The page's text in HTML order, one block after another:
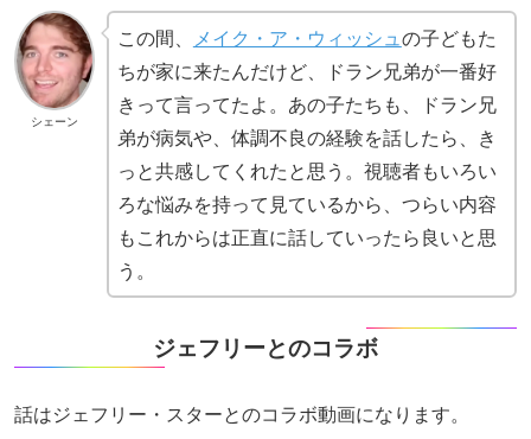
シェーン
この間、 メイク・ア・ウィッシュ の子どもた
ちが家に来たんだけど、ドラン兄弟が一番好
きって言ってたよ。あの子たちも、ドラン兄
弟が病気や、体調不良の経験を話したら、き
っと共感してくれたと思う。視聴者もいろい
ろな悩みを持って見ているから、つらい内容
もこれからは正直に話していったら良いと思
う。
ジェフリーとのコラボ
話はジェフリー・スターとのコラボ動画になります。